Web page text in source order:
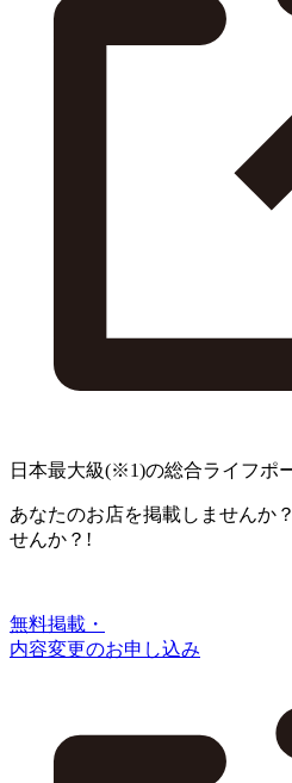
日本最大級(※1)の総合ライフポ
あなたのお店を掲載しませんか？
せんか？!
無料掲載・
内容変更のお申し込み